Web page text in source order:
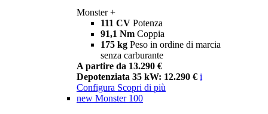
Monster +
111 CV Potenza
91,1 Nm Coppia
175 kg Peso in ordine di marcia
senza carburante
A partire da 13.290 €
Depotenziata 35 kW: 12.290 € i
Configura Scopri di più
new Monster 100